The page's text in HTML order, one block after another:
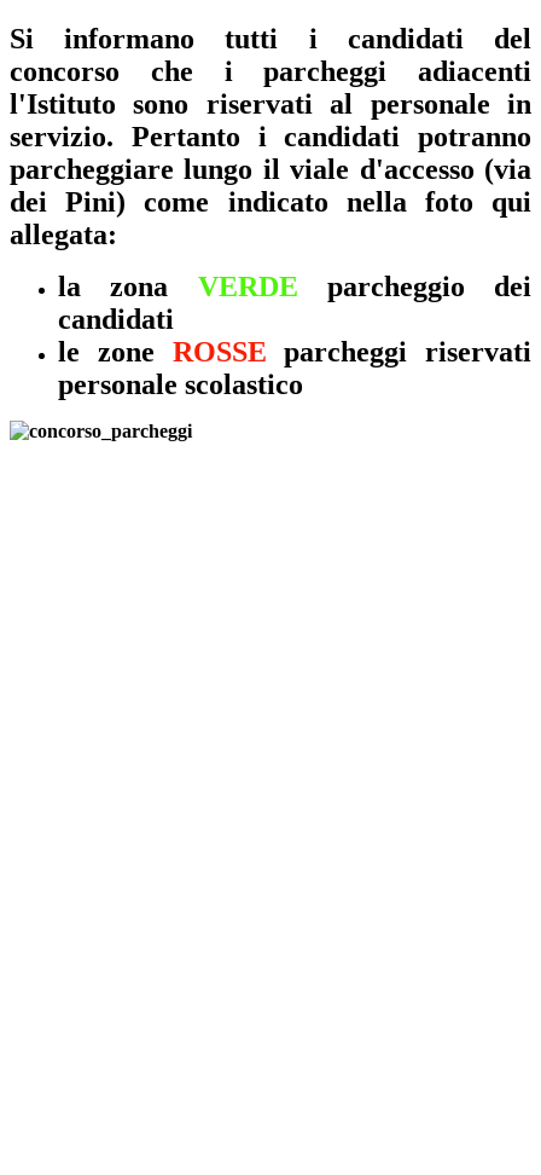
Si informano tutti i candidati del
concorso che i parcheggi adiacenti
l'Istituto sono riservati al personale in
servizio. Pertanto i candidati potranno
parcheggiare lungo il viale d'accesso (via
dei Pini) come indicato nella foto qui
allegata:
la zona VERDE parcheggio dei
candidati
le zone ROSSE parcheggi riservati
personale scolastico